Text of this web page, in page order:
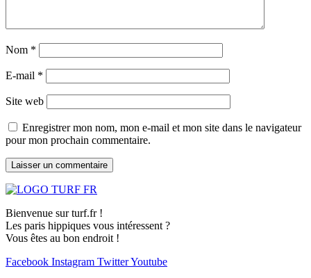
Nom *
E-mail *
Site web
Enregistrer mon nom, mon e-mail et mon site dans le navigateur
pour mon prochain commentaire.
Bienvenue sur turf.fr !
Les paris hippiques vous intéressent ?
Vous êtes au bon endroit !
Facebook Instagram TwitterYoutube